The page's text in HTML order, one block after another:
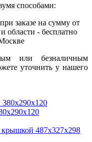
способами:
заказе на сумму от
области - бесплатно
или безналичным
уточнить у нашего